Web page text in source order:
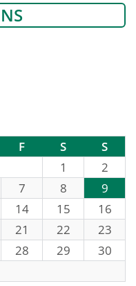
F S
S
1
2
7 8
9
14 15
16
21 22
23
28 29
30